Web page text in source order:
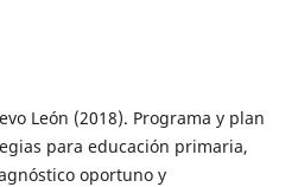
León (2018). Programa y plan
para educación primaria,
oportuno y